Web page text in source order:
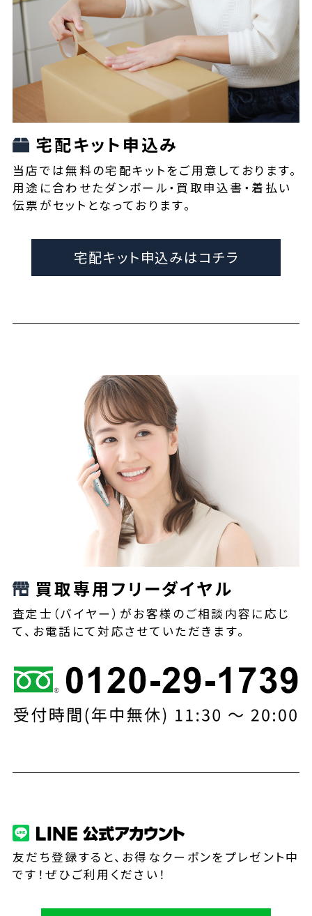
宅配キット申込み
当店では無料の宅配キットをご用意しております。
用途に合わせたダンボール・買取申込書・着払い
伝票がセットとなっております。
宅配キット申込みはコチラ
買取専用フリーダイヤル
査定士（バイヤー）がお客様のご相談内容に応じ
て、お電話にて対応させていただきます。
友だち登録すると、お得なクーポンをプレゼント中
です！ぜひご利用ください！